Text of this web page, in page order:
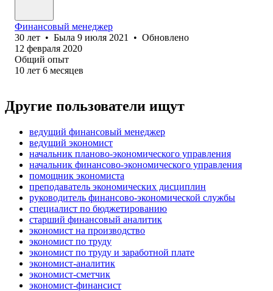
Финансовый менеджер
30 лет • Была 9 июля 2021 • Обновлено
12 февраля 2020
Общий опыт
10 лет 6 месяцев
Другие пользователи ищут
ведущий финансовый менеджер
ведущий экономист
начальник планово-экономического управления
начальник финансово-экономического управления
помощник экономиста
преподаватель экономических дисциплин
руководитель финансово-экономической службы
специалист по бюджетированию
старший финансовый аналитик
экономист на производство
экономист по труду
экономист по труду и заработной плате
экономист-аналитик
экономист-сметчик
экономист-финансист